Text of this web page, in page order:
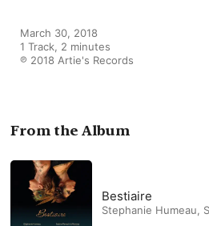
March 30, 2018
1 Track, 2 minutes
℗ 2018 Artie's Records
From the Album
Bestiaire
Stephanie Humeau,